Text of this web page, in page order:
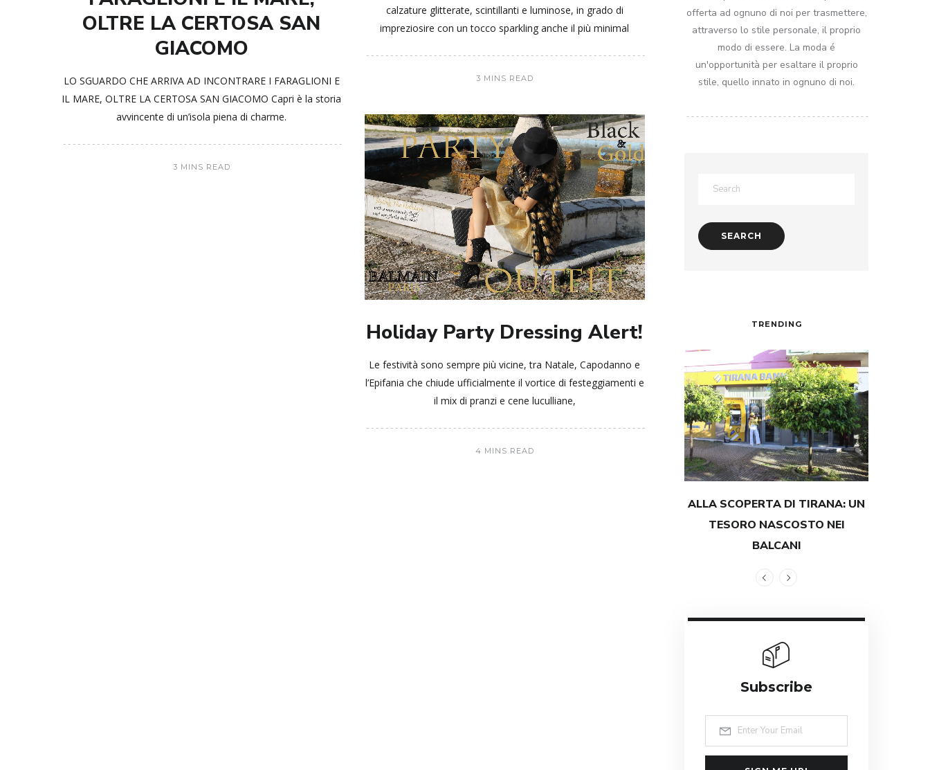
OLTRE LA CERTOSA SAN
GIACOMO
LO SGUARDO CHE ARRIVA AD INCONTRARE I FARAGLIONI E
IL MARE, OLTRE LA CERTOSA SAN GIACOMO Capri è la storia
avvincente di un’isola piena di charme.
3 MINS READ
calzature glitterate, scintillanti e luminose, in grado di
impreziosire con un tocco sparkling anche il più minimal
3 MINS READ
Holiday Party Dressing Alert!
Le festività sono sempre più vicine, tra Natale, Capodanno e
l’Epifania che chiude ufficialmente il vortice di festeggiamenti e
il mix di pranzi e cene luculliane,
4 MINS READ
offerta ad ognuno di noi per trasmettere,
attraverso lo stile personale, il proprio
modo di essere. La moda é
un'opportunità per esaltare il proprio
stile, quello innato in ognuno di noi.
TRENDING
ALLA SCOPERTA DI TIRANA: UN
TESORO NASCOSTO NEI
BALCANI
Subscribe